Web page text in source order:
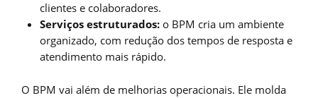
clientes e colaboradores.
Serviços estruturados: o BPM cria um ambiente
organizado, com redução dos tempos de resposta e
atendimento mais rápido.
O BPM vai além de melhorias operacionais. Ele molda